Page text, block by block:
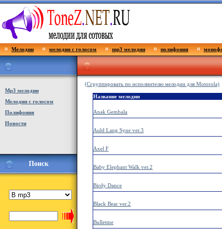
Мелодии мелодии с голосом mp3 мелодии полифония
Мp3 мелодии
Мелодии с голосом
Полифония
Новости
Поиск
(Сгруппировать по исполнителю мелодии для Motorola)
Название мелодии
Anak Gembala
Auld Lang Syne ver.3
Axel F
Baby Elephant Walk ver.2
Birdy Dance
Black Bear ver.2
Bulletme